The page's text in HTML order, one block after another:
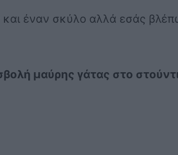
έναν σκύλο αλλά εσάς
μαύρης γάτας στο